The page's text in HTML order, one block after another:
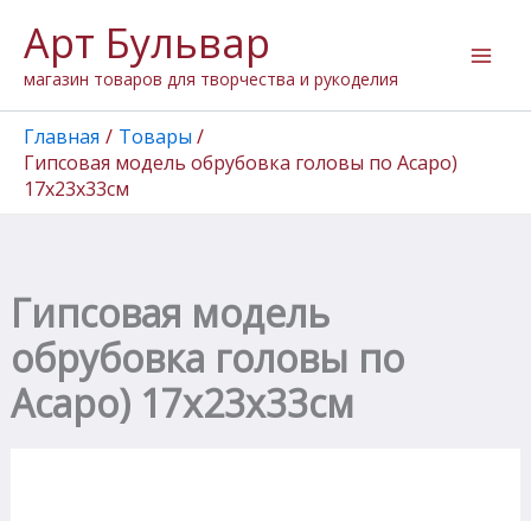
содержимому
Арт Бульвар
магазин товаров для творчества и рукоделия
Главная
Товары
Гипсовая модель обрубовка головы по Асаро)
17х23х33см
Гипсовая модель
обрубовка головы по
Асаро) 17х23х33см
товара
Гипсовая
модель
обрубовка
головы
Асаро)
17х23х33см